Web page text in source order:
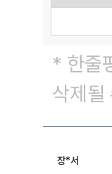
* 한줄
삭제될
장*서